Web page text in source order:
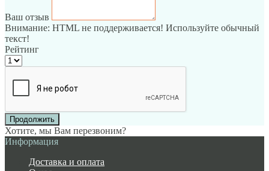
Ваш отзыв
Внимание: HTML не поддерживается! Используйте обычный
текст!
Рейтинг
Продолжить
Хотите, мы Вам перезвоним?
Информация
Доставка и оплата